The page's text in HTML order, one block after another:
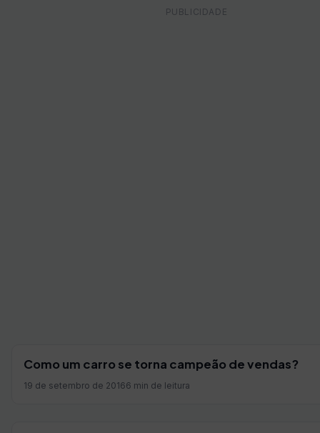
Como um carro se torna campeão de vendas?
19 de setembro de 20166 min de leitura